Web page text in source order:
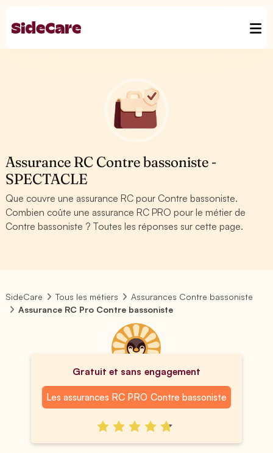
Assurance RC Contre bassoniste -
SPECTACLE
Que couvre une assurance RC pour Contre bassoniste.
Combien coûte une assurance RC PRO pour le métier de
Contre bassoniste ? Toutes les réponses sur cette page.
SideCare Tous les métiers
Assurances Contre bassoniste
Assurance RC Pro Contre bassoniste
Gratuit et sans engagement
Les assurances RC PRO Contre bassoniste